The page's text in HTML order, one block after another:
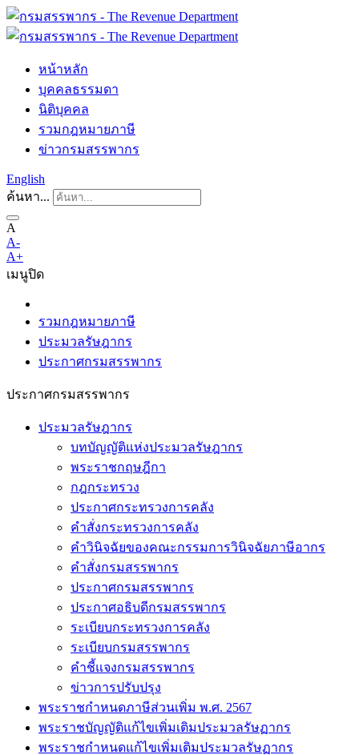
หน้าหลัก
บุคคลธรรมดา
นิติบุคคล
รวมกฎหมายภาษี
ข่าวกรมสรรพากร
English
ค้นหา...
A
A-
A+
เมนูปิด
รวมกฎหมายภาษี
ประมวลรัษฎากร
ประกาศกรมสรรพากร
ประกาศกรมสรรพากร
ประมวลรัษฎากร
บทบัญญัติแห่งประมวลรัษฎากร
พระราชกฤษฎีกา
กฎกระทรวง
ประกาศกระทรวงการคลัง
คำสั่งกระทรวงการคลัง
คำวินิจฉัยของคณะกรรมการวินิจฉัยภาษีอากร
คำสั่งกรมสรรพากร
ประกาศกรมสรรพากร
ประกาศอธิบดีกรมสรรพากร
ระเบียบกระทรวงการคลัง
ระเบียบกรมสรรพากร
คำชี้แจงกรมสรรพากร
ข่าวการปรับปรุง
พระราชกำหนดภาษีส่วนเพิ่ม พ.ศ. 2567
พระราชบัญญัติแก้ไขเพิ่มเติมประมวลรัษฏากร
พระราชกำหนดแก้ไขเพิ่มเติมประมวลรัษฏากร